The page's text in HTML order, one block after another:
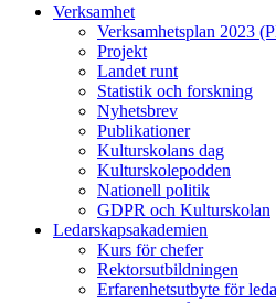
Verksamhet
Verksamhetsplan 2023
Projekt
Landet runt
Statistik och forskning
Nyhetsbrev
Publikationer
Kulturskolans dag
Kulturskolepodden
Nationell politik
GDPR och Kulturskolan
Ledarskapsakademien
Kurs för chefer
Rektorsutbildningen
Erfarenhetsutbyte för